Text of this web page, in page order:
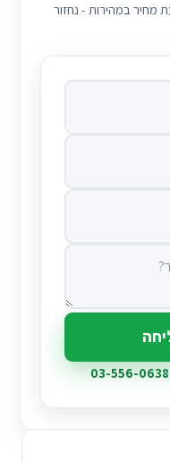
מחיר במהירות - נחזור
03-556-0638